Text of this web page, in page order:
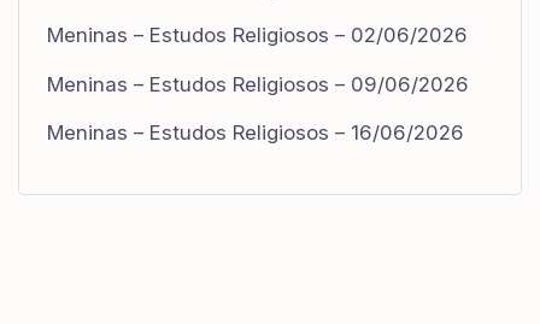
Meninas – Estudos Religiosos – 02/06/2026
Meninas – Estudos Religiosos – 09/06/2026
Meninas – Estudos Religiosos – 16/06/2026